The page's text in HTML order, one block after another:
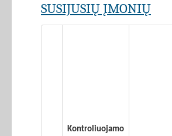
SUSIJUSIŲ ĮMONIŲ
Kontroliuojamo